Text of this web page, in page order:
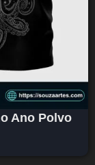
Ano Polvo